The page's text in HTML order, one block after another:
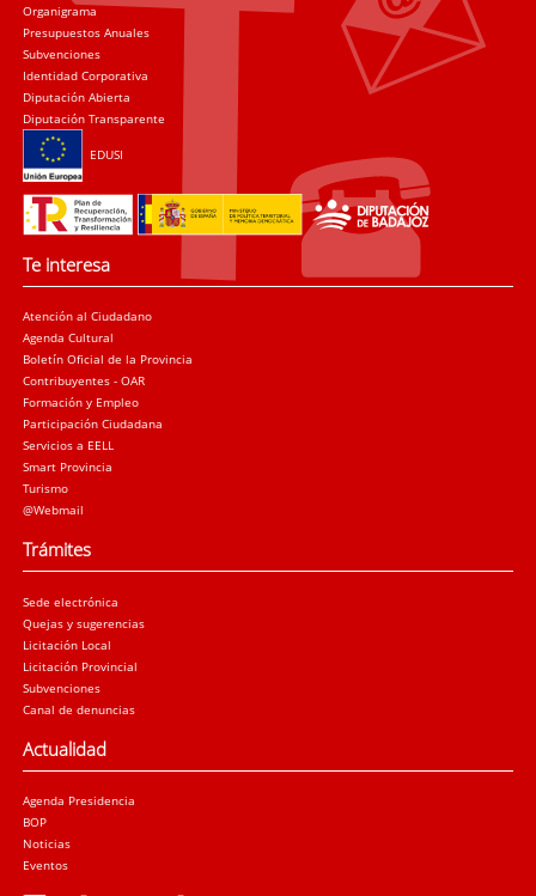
Organigrama
Presupuestos Anuales
Subvenciones
Identidad Corporativa
Diputación Abierta
Diputación Transparente
EDUSI
Te interesa
Atención al Ciudadano
Agenda Cultural
Boletín Oficial de la Provincia
Contribuyentes - OAR
Formación y Empleo
Participación Ciudadana
Servicios a EELL
Smart Provincia
Turismo
@Webmail
Trámites
Sede electrónica
Quejas y sugerencias
Licitación Local
Licitación Provincial
Subvenciones
Canal de denuncias
Actualidad
Agenda Presidencia
BOP
Noticias
Eventos